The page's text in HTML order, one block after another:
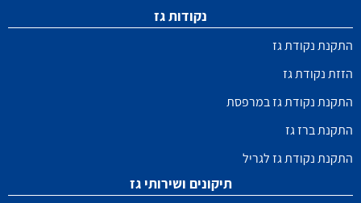
נקודות גז
התקנת נקודת גז
הזזת נקודת גז
התקנת נקודת גז במרפסת
התקנת ברז גז
התקנת נקודת גז לגריל
תיקונים ושירותי גז